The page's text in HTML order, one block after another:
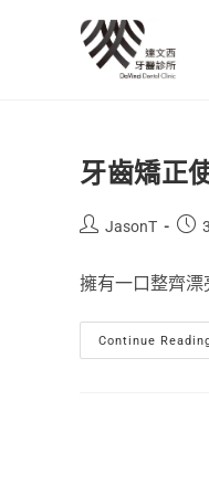
牙齒矯正
JasonT
擁有一口整齊
Continue